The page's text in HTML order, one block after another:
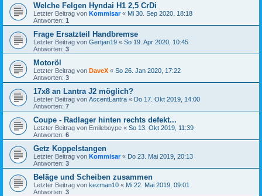
Welche Felgen Hyndai H1 2,5 CrDi
Letzter Beitrag von Kommisar« Mi 30. Sep 2020, 18:18
Antworten: 1
Frage Ersatzteil Handbremse
Letzter Beitrag von Gertjan19 « So 19. Apr 2020, 10:45
Antworten: 3
Motoröl
Letzter Beitrag von DaveX « So 26. Jan 2020, 17:22
Antworten: 3
17x8 an Lantra J2 möglich?
Letzter Beitrag von AccentLantra « Do 17. Okt 2019, 14:00
Antworten: 7
Coupe - Radlager hinten rechts defekt...
Letzter Beitrag von Emileboype « So 13. Okt 2019, 11:39
Antworten: 6
Getz Koppelstangen
Letzter Beitrag von Kommisar « Do 23. Mai 2019, 20:13
Antworten: 3
Beläge und Scheiben zusammen
Letzter Beitrag von kezman10 « Mi 22. Mai 2019, 09:01
Antworten: 3